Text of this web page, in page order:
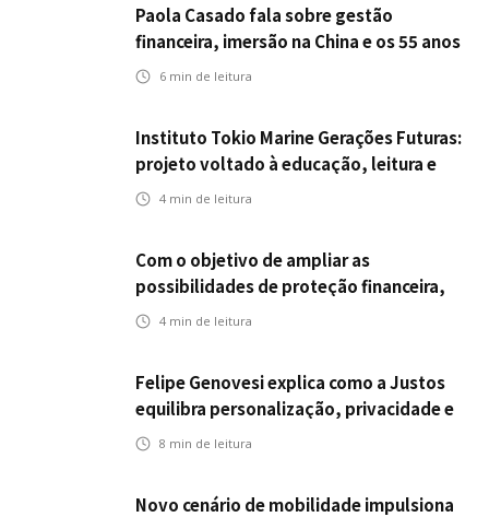
Paola Casado fala sobre gestão
financeira, imersão na China e os 55 anos
da ENS
6 min de leitura
Instituto Tokio Marine Gerações Futuras:
projeto voltado à educação, leitura e
empregabilidade
4 min de leitura
Com o objetivo de ampliar as
possibilidades de proteção financeira,
Icatu Seguros eleva capital segurado
4 min de leitura
Felipe Genovesi explica como a Justos
equilibra personalização, privacidade e
tecnologia
8 min de leitura
Novo cenário de mobilidade impulsiona